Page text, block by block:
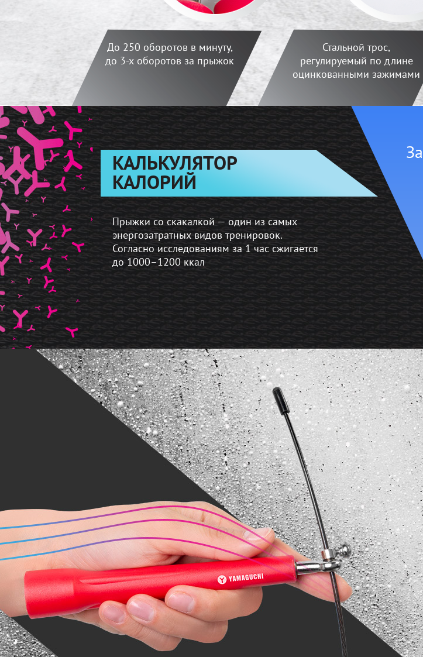
До 250 оборотов в минуту,
до 3-х оборотов за прыжок
Стальной трос,
регулируемый по длине
оцинкованными зажимами
КАЛЬКУЛЯТОР
КАЛОРИЙ
Прыжки со скакалкой — один из самых
энергозатратных видов тренировок.
Согласно исследованиям за 1 час сжигается
до 1000–1200 ккал